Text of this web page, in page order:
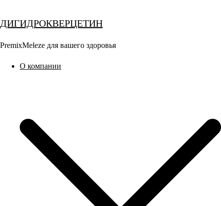
к
содержимому
ДИГИДРОКВЕРЦЕТИН
PremixMeleze для вашего здоровья
О компании